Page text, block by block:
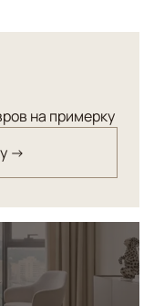
в элегантной
на примерку
→